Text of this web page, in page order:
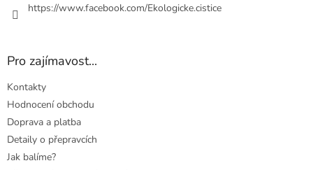
https://www.facebook.com/Ekologicke.cistice
Pro zajímavost...
Kontakty
Hodnocení obchodu
Doprava a platba
Detaily o přepravcích
Jak balíme?